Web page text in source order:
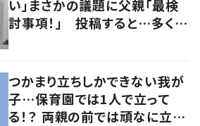
い」まさかの議題に父親「最検
討事項！」 投稿すると…多くの
つかまり立ちしかできない我が
子…保育園では1人で立って
る！？ 両親の前では頑なに立た